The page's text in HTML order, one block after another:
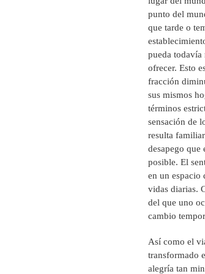
punto del
que tarde o
pueda todavía
ofrecer. Esto
fracción
sus mismos
términos
sensación de
resulta
desapego que
posible. El
en un espacio
vidas diarias.
del que uno
cambio
Así como el
transformado
alegría tan